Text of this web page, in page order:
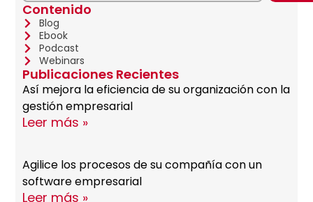
Contenido
Blog
Ebook
Podcast
Webinars
Publicaciones Recientes
Así mejora la eficiencia de su organización con la
gestión empresarial
Leer más »
Agilice los procesos de su compañía con un
software empresarial
Leer más »